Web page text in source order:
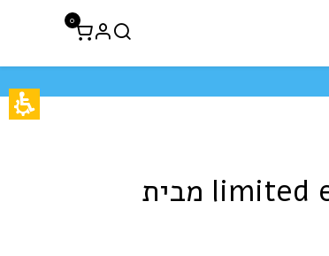
0
נר בניחוח limited edition מבית